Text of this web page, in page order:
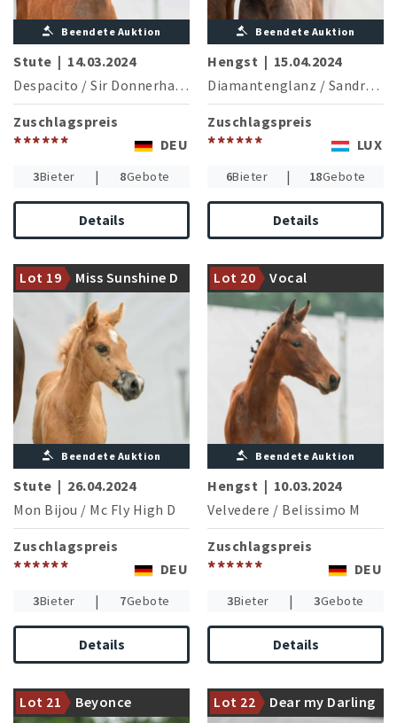
Beendete Auktion
Stute | 14.03.2024
Despacito / Sir Donnerhall I
Zuschlagspreis
****** DEU
3Bieter | 8Gebote
Details
Beendete Auktion
Hengst | 15.04.2024
Diamantenglanz / Sandro Hit
Zuschlagspreis
****** LUX
6Bieter | 18Gebote
Details
Lot 19 Miss Sunshine D
Ein hocherfolgreicher
Reitponymutterstamm der
Seinesgleichen sucht
Beendete Auktion
Stute | 26.04.2024
Mon Bijou / Mc Fly High D
Zuschlagspreis
****** DEU
3Bieter | 7Gebote
Details
Lot 20 Vocal
Mutter brachte die M-
siegreiche Dolly Girl
Beendete Auktion
Hengst | 10.03.2024
Velvedere / Belissimo M
Zuschlagspreis
****** DEU
3Bieter | 3Gebote
Details
Lot 21 Beyonce
Mutterstamm des
erfolgreichen Vererbers
Ehrenstolz
Lot 22 Dear my Darling
Mutter ist Vollschwester zu
drei gekörten Hengsten